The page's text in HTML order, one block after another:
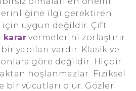
ilgi gerektiren
uygun değildir. Çift
karar vermelerini zorlaştırır.
yapıları vardır. Klasik ve
göre değildir. Hiçbir
hoşlanmazlar. Fiziksel
bir vücutları olur. Gözleri